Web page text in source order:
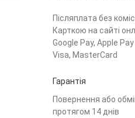
Післяплата без
Карткою на сайті
Google Pay, Apple Pay
Visa, MasterCard
Гарантія
Повернення або
протягом 14 днів